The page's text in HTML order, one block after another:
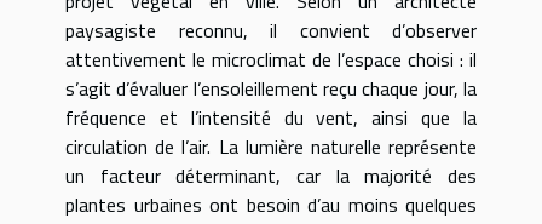
paysagiste reconnu, il convient d’observer
attentivement le microclimat de l’espace choisi : il
s’agit d’évaluer l’ensoleillement reçu chaque jour, la
fréquence et l’intensité du vent, ainsi que la
circulation de l’air. La lumière naturelle représente
un facteur déterminant, car la majorité des
plantes urbaines ont besoin d’au moins quelques